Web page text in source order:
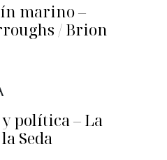
marino –
/ Brion
y política – La
Seda